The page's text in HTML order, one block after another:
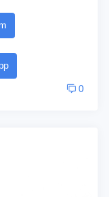
0